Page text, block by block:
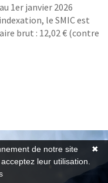
1er janvier 2026
le SMIC est
brut : 12,02 € (contre
✖
de notre site
leur utilisation.